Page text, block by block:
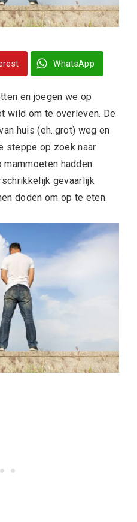
WhatsApp
en joegen we op
wild om te overleven. De
huis (eh..grot) weg en
steppe op zoek naar
hadden
gevaarlijk
doden om op te eten.